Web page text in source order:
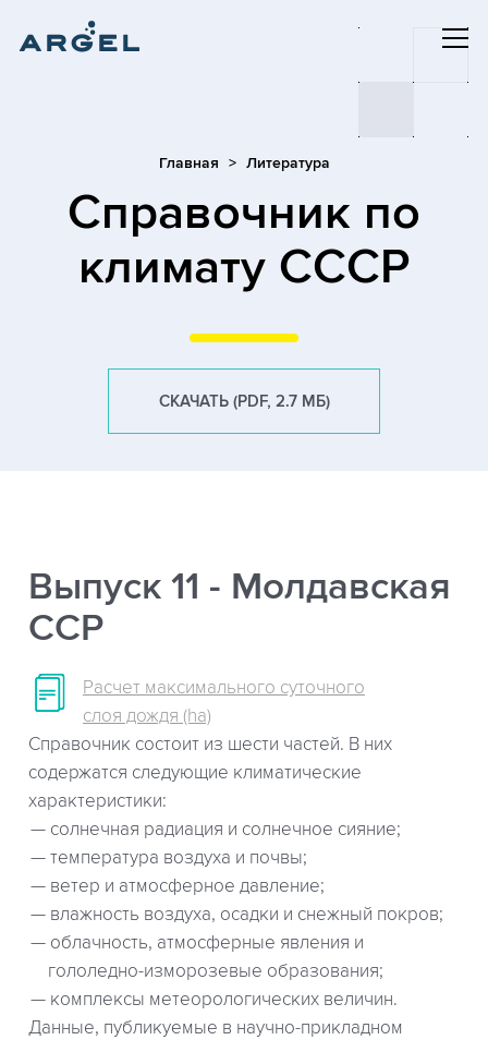
Главная Литература
Cправочник по
климату СССР
СКАЧАТЬ (PDF, 2.7 МБ)
Выпуск 11 - Молдавская
ССР
Расчет максимального суточного
слоя дождя (ha)
Справочник состоит из шести частей. В них
содержатся следующие климатические
характеристики:
солнечная радиация и солнечное сияние;
температура воздуха и почвы;
ветер и атмосферное давление;
влажность воздуха, осадки и снежный покров;
облачность, атмосферные явления и
гололедно-изморозевые образования;
комплексы метеорологических величин.
Данные, публикуемые в научно-прикладном